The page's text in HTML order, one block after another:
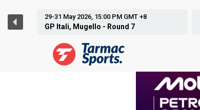
23-24 Mei 2026, 09:00 AM GMT +8
Malaysian Cub Prix, Sepang- Round 2